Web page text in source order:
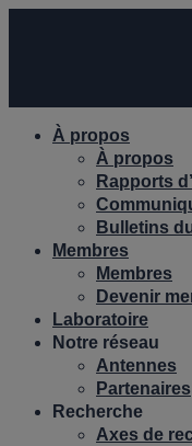
À propos
À propos
Rapports
Bulletins
Membres
Membres
Devenir
Laboratoire
Notre réseau
Antennes
Partenaires
Recherche
Axes de